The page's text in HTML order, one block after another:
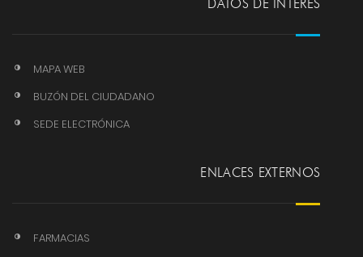
DATOS DE INTERÉS
MAPA WEB
BUZÓN DEL CIUDADANO
SEDE ELECTRÓNICA
ENLACES EXTERNOS
FARMACIAS